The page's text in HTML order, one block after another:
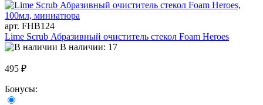
арт. FHB124
Lime Scrub Абразивный очиститель стекол Foam Heroes
В наличии: 17
495 ₽
Бонусы: